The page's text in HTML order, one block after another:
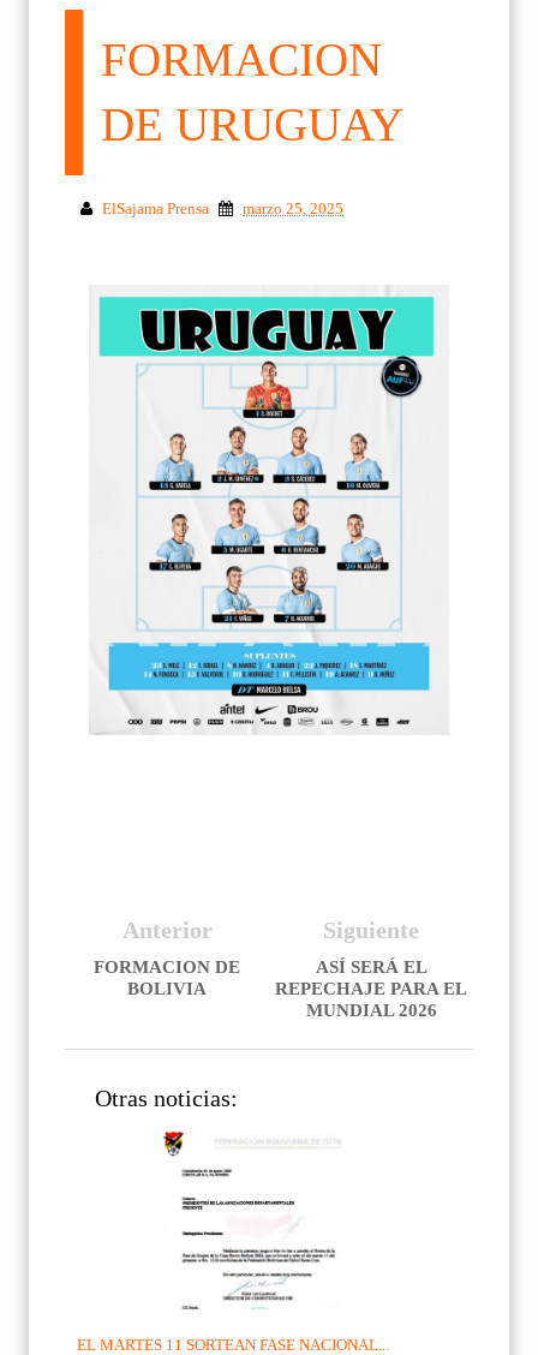
FORMACION
DE URUGUAY
ElSajama Prensa marzo 25, 2025
Siguiente
ASÍ SERÁ EL
REPECHAJE PARA EL
MUNDIAL 2026
Anterior
FORMACION DE
BOLIVIA
Otras noticias:
EL MARTES 11 SORTEAN FASE NACIONAL...